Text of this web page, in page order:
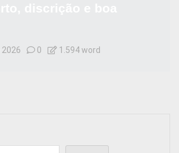
2026 0 1.594 word